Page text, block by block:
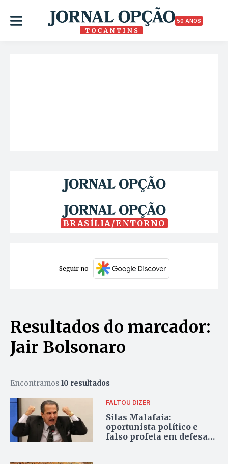
50 ANOS
BRASÍLIA/ENTORNO
Seguir no
Resultados do marcador:
Jair Bolsonaro
Encontramos 10 resultados
FALTOU DIZER
Silas Malafaia:
oportunista político e
falso profeta em defesa